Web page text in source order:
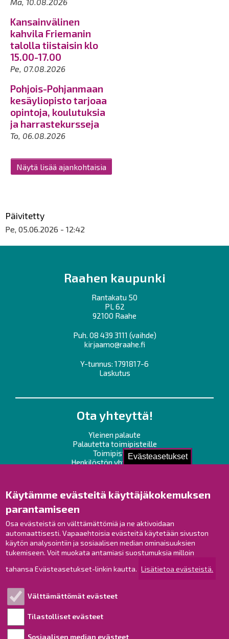
Evästeasetukset
Käytämme evästeitä käyttäjäkokemuksen
parantamiseen
Osa evästeistä on välttämättömiä ja ne aktivoidaan
automaattisesti. Vapaaehtoisia evästeitä käytetään sivuston
käytön analysointiin ja sosiaalisen median ominaisuuksien
tukemiseen. Voit muokata antamiasi suostumuksia milloin
tahansa Evästeasetukset-linkin kautta. Lisätietoa evästeistä.
Välttämättömät evästeet
Tilastolliset evästeet
Sosiaalisen median evästeet
Kansainvälinen
kahvila Friemanin
talolla tiistaisin klo
15.00-17.00
Pe, 07.08.2026
Pohjois-Pohjanmaan
kesäyliopisto tarjoaa
opintoja, koulutuksia
ja harrastekursseja
To, 06.08.2026
Näytä lisää ajankohtaisia
Päivitetty
Pe, 05.06.2026 - 12:42
Raahen kaupunki
Rantakatu 50
PL 62
92100 Raahe
Puh. 08 439 3111 (vaihde)
kirjaamo@raahe.fi
Y-tunnus: 1791817-6
Laskutus
Ota yhteyttä!
Yleinen palaute
Palautetta toimipisteille
Toimipisteet
Henkilöstön yhteystiedot
Raahe Facebookissa
Raahe Instagramissa
Raahe LinkedInissä
Raahe YouTubessa
Esityslistat ja pöytäkirjat
Viranhaltijapäätökset